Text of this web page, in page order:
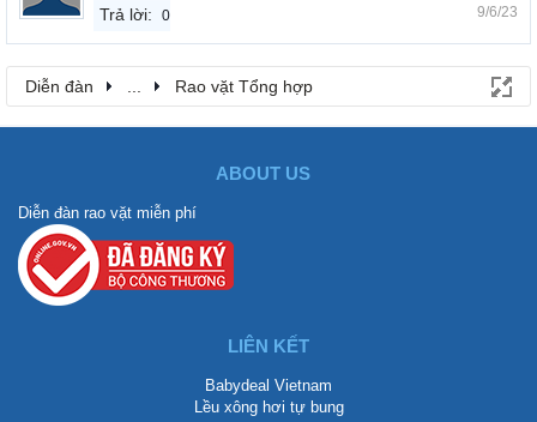
Trả lời: 0 9/6/23
Diễn đàn ... Rao vặt Tổng hợp
ABOUT US
Diễn đàn rao vặt miễn phí
LIÊN KẾT
Babydeal Vietnam
Lều xông hơi tự bung